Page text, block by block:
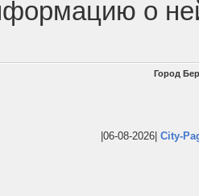
о
Город
|06-08-2026| City-